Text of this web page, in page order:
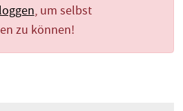
, um selbst
zu können!